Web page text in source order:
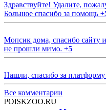
Здравствуйте! Удалите,
Большое спасибо за помощь +
Мопсик дома, спасибо сайту
не прошли мимо. +5
Нашли, спасибо за платформу
Все комментарии
POISKZOO.RU